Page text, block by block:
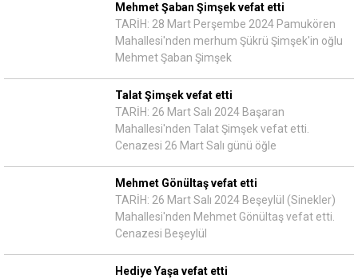
Mehmet Şaban Şimşek vefat etti
TARİH: 28 Mart Perşembe 2024 Pamukören
Mahallesi'nden merhum Şükrü Şimşek'in oğlu
Mehmet Şaban Şimşek
Talat Şimşek vefat etti
TARİH: 26 Mart Salı 2024 Başaran
Mahallesi'nden Talat Şimşek vefat etti.
Cenazesi 26 Mart Salı günü öğle
Mehmet Gönültaş vefat etti
TARİH: 26 Mart Salı 2024 Beşeylül (Sinekler)
Mahallesi'nden Mehmet Gönültaş vefat etti.
Cenazesi Beşeylül
Hediye Yaşa vefat etti